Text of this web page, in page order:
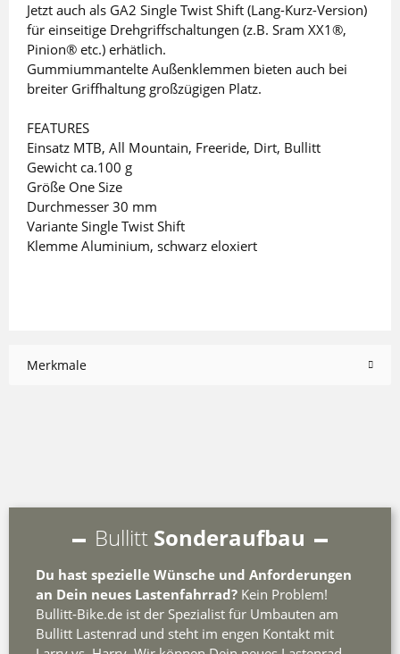
Jetzt auch als GA2 Single Twist Shift (Lang-Kurz-Version)
für einseitige Drehgriffschaltungen (z.B. Sram XX1®,
Pinion® etc.) erhätlich.
Gummiummantelte Außenklemmen bieten auch bei
breiter Griffhaltung großzügigen Platz.
FEATURES
Einsatz MTB, All Mountain, Freeride, Dirt, Bullitt
Gewicht ca.100 g
Größe One Size
Durchmesser 30 mm
Variante Single Twist Shift
Klemme Aluminium, schwarz eloxiert
Merkmale
Bullitt Sonderaufbau
Du hast spezielle Wünsche und Anforderungen
an Dein neues Lastenfahrrad? Kein Problem!
Bullitt-Bike.de ist der Spezialist für Umbauten am
Bullitt Lastenrad und steht im engen Kontakt mit